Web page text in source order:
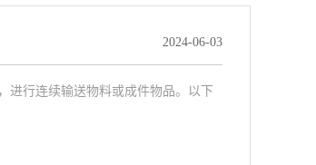
2024-06-03
行连续输送物料或成件物品。以下